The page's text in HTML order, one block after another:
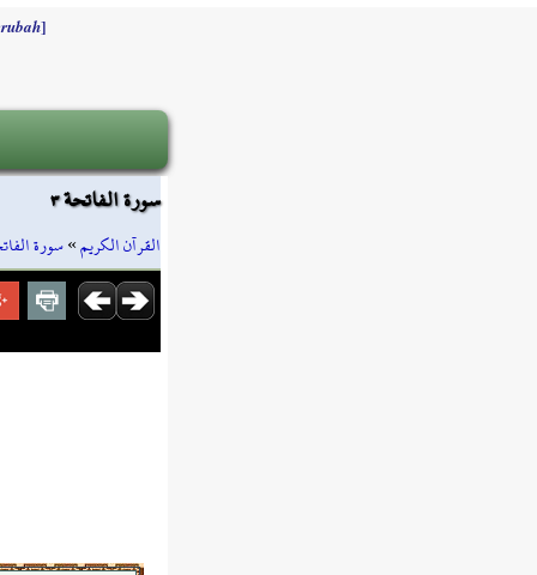
]
سورة الفاتحة ٣
القرآن الكريم»سورة